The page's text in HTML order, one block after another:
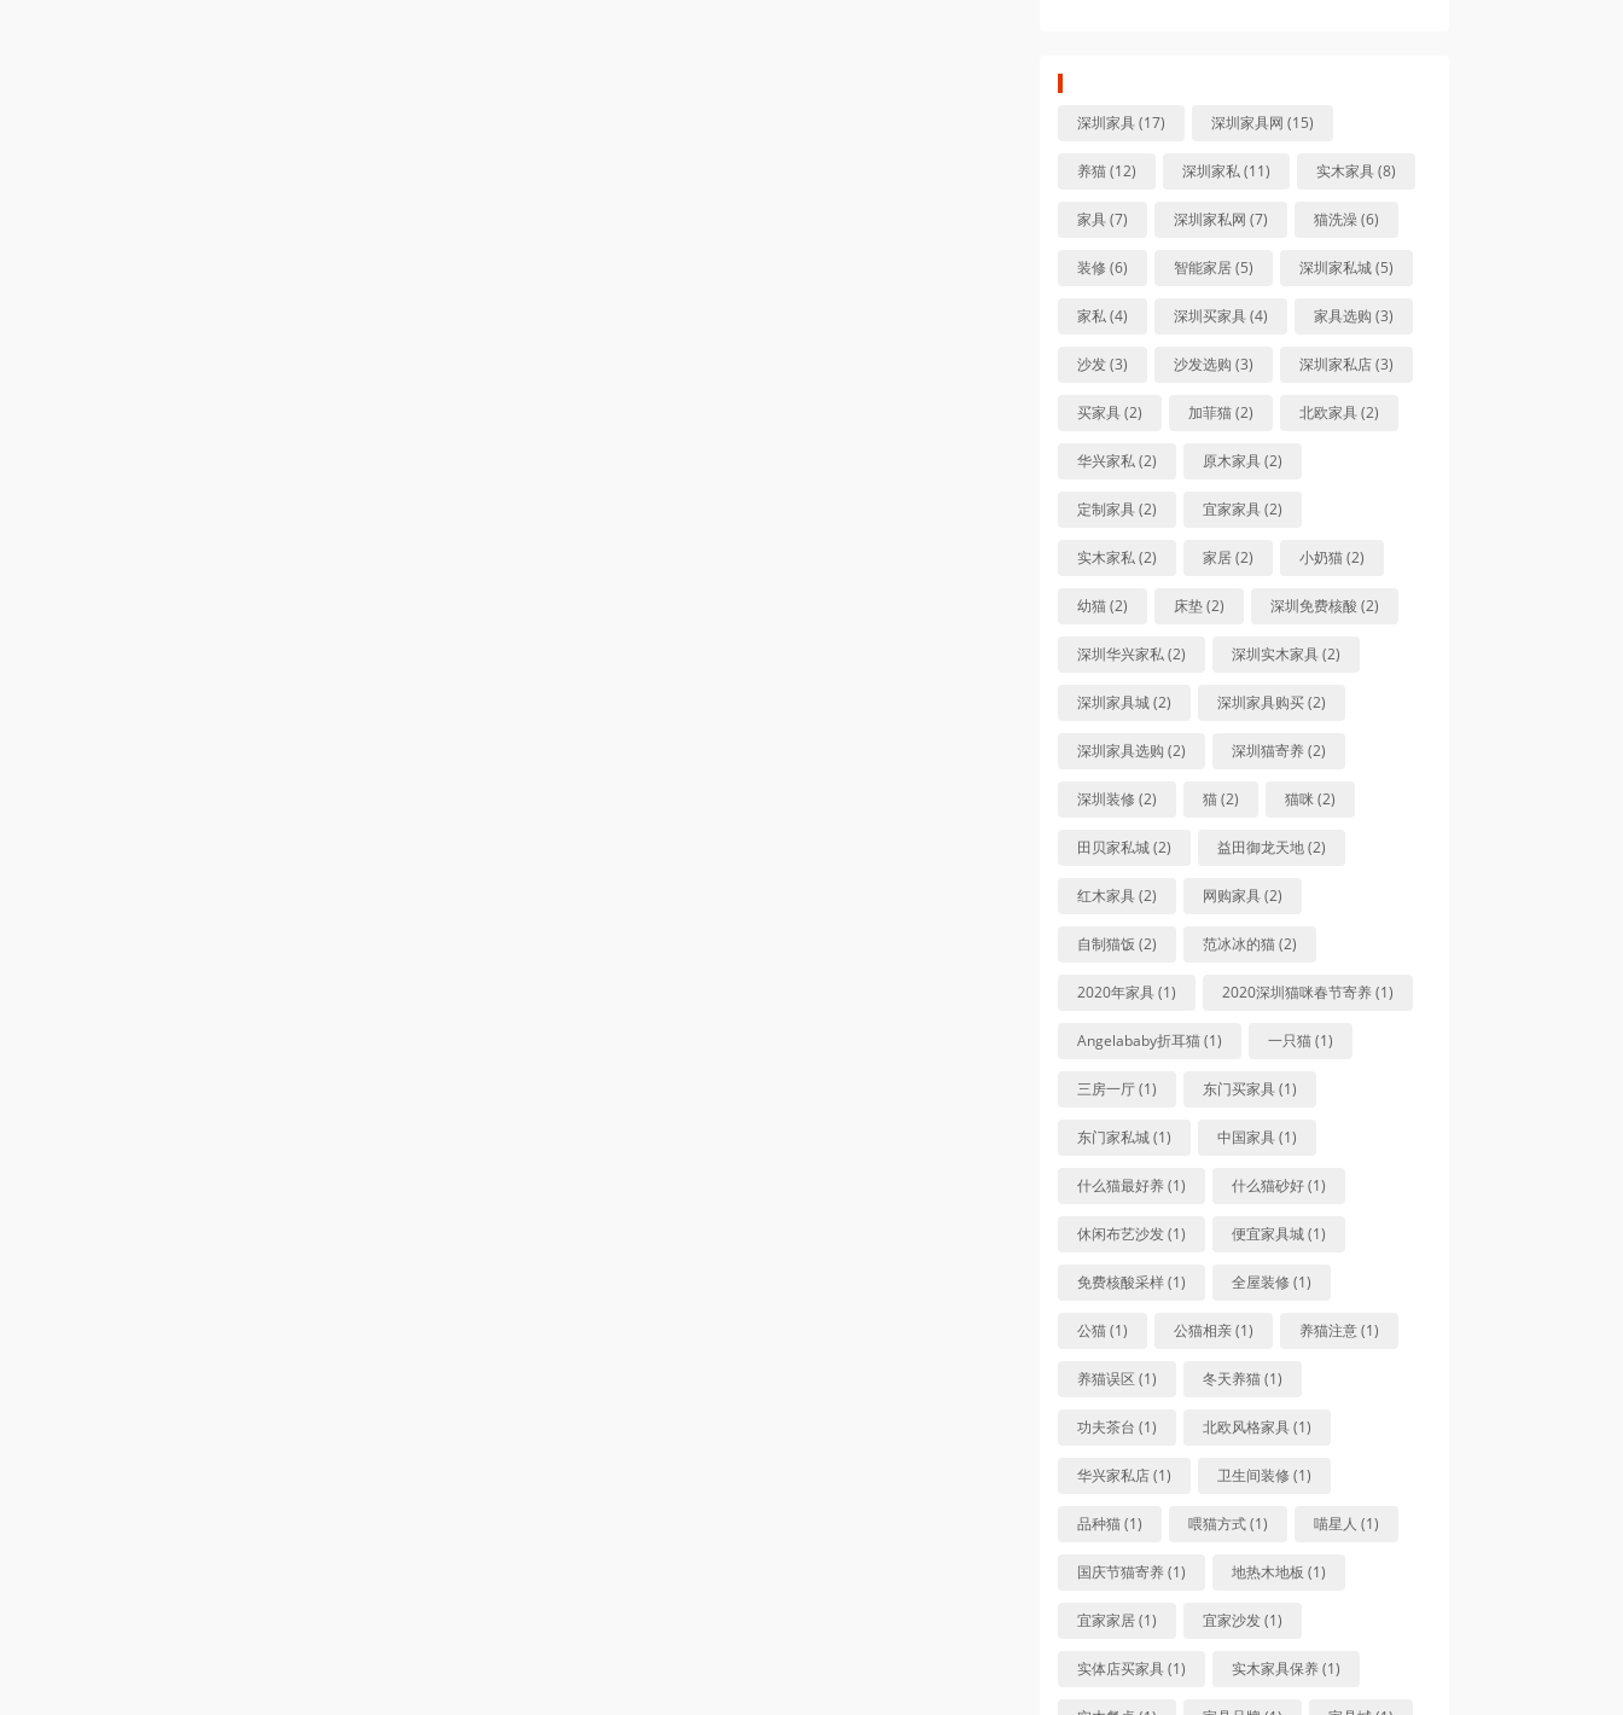
深圳家具 (17) 深圳家具网 (15)
养猫 (12) 深圳家私 (11) 实木家具 (8)
家具 (7) 深圳家私网 (7) 猫洗澡 (6)
装修 (6) 智能家居 (5) 深圳家私城 (5)
家私 (4) 深圳买家具 (4) 家具选购 (3)
沙发 (3) 沙发选购 (3) 深圳家私店 (3)
买家具 (2) 加菲猫 (2) 北欧家具 (2)
华兴家私 (2) 原木家具 (2)
定制家具 (2) 宜家家具 (2)
实木家私 (2) 家居 (2) 小奶猫 (2)
幼猫 (2) 床垫 (2) 深圳免费核酸 (2)
深圳华兴家私 (2) 深圳实木家具 (2)
深圳家具城 (2) 深圳家具购买 (2)
深圳家具选购 (2) 深圳猫寄养 (2)
深圳装修 (2) 猫 (2) 猫咪 (2)
田贝家私城 (2) 益田御龙天地 (2)
红木家具 (2) 网购家具 (2)
自制猫饭 (2) 范冰冰的猫 (2)
2020年家具 (1) 2020深圳猫咪春节寄养 (1)
Angelababy折耳猫 (1) 一只猫 (1)
三房一厅 (1) 东门买家具 (1)
东门家私城 (1) 中国家具 (1)
什么猫最好养 (1) 什么猫砂好 (1)
休闲布艺沙发 (1) 便宜家具城 (1)
免费核酸采样 (1) 全屋装修 (1)
公猫 (1) 公猫相亲 (1) 养猫注意 (1)
养猫误区 (1) 冬天养猫 (1)
功夫茶台 (1) 北欧风格家具 (1)
华兴家私店 (1) 卫生间装修 (1)
品种猫 (1) 喂猫方式 (1) 喵星人 (1)
国庆节猫寄养 (1) 地热木地板 (1)
宜家家居 (1) 宜家沙发 (1)
实体店买家具 (1) 实木家具保养 (1)